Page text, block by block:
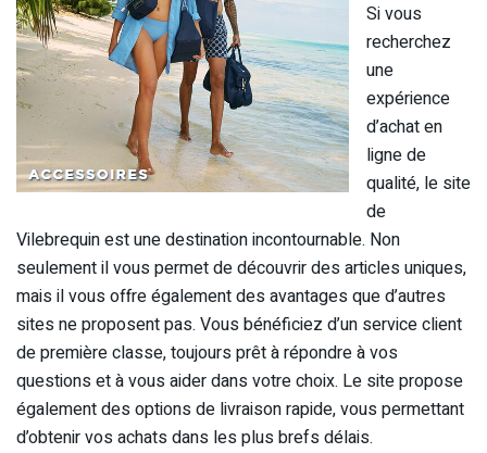
Si vous
recherchez
une
expérience
d’achat en
ligne de
qualité, le site
de
Vilebrequin est une destination incontournable. Non
seulement il vous permet de découvrir des articles uniques,
mais il vous offre également des avantages que d’autres
sites ne proposent pas. Vous bénéficiez d’un service client
de première classe, toujours prêt à répondre à vos
questions et à vous aider dans votre choix. Le site propose
également des options de livraison rapide, vous permettant
d’obtenir vos achats dans les plus brefs délais.